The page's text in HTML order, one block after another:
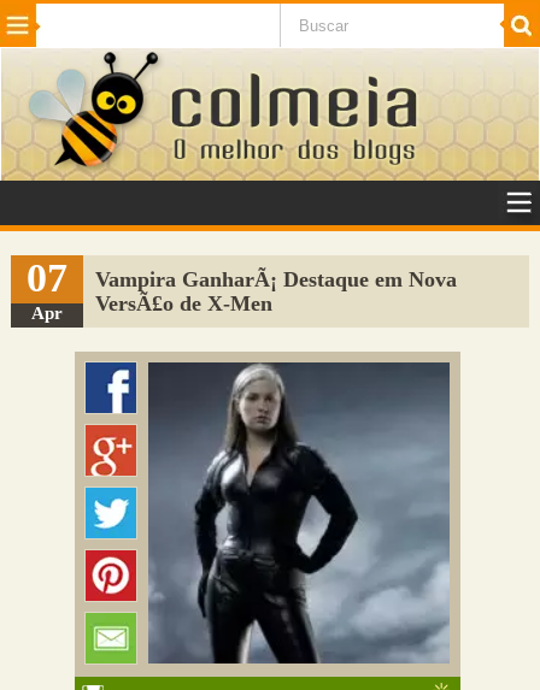
Beleza Cinema e TV
Internet Jogos NotÃ­cias SaÃºde
VeÃ­culos Adulto
Sugerir Link
Adicionar Blog
Colmeia Exchange
07
Apr
Vampira GanharÃ¡ Destaque em Nova
VersÃ£o de X-Men